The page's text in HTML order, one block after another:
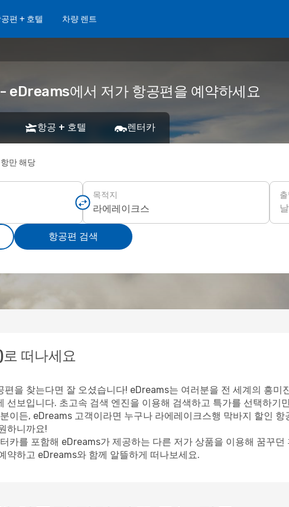
편 + 호텔 차량 렌트
eDreams에서 저가 항공편을 예약하세요
항공 + 호텔 렌터카
만 해당
목적지
항공편 검색
떠나세요
편을 찾는다면 잘 오셨습니다! eDreams는 여러분을 전 세계의 흥
선보입니다. 초고속 검색 엔진을 이용해 검색하고 특가를 선택하기
이든, eDreams 고객이라면 누구나 라에레이크스행 막바지 할인
하니까요!
카를 포함해 eDreams가 제공하는 다른 저가 상품을 이용해 꿈꾸
약하고 eDreams와 함께 알뜰하게 떠나보세요.